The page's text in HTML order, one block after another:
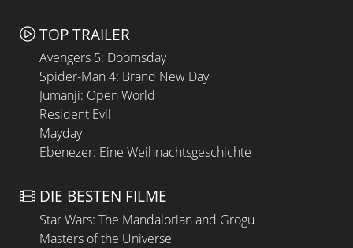
TOP TRAILER
Avengers 5: Doomsday
Spider-Man 4: Brand New Day
Jumanji: Open World
Resident Evil
Mayday
Ebenezer: Eine Weihnachtsgeschichte
DIE BESTEN FILME
Star Wars: The Mandalorian and Grogu
Masters of the Universe